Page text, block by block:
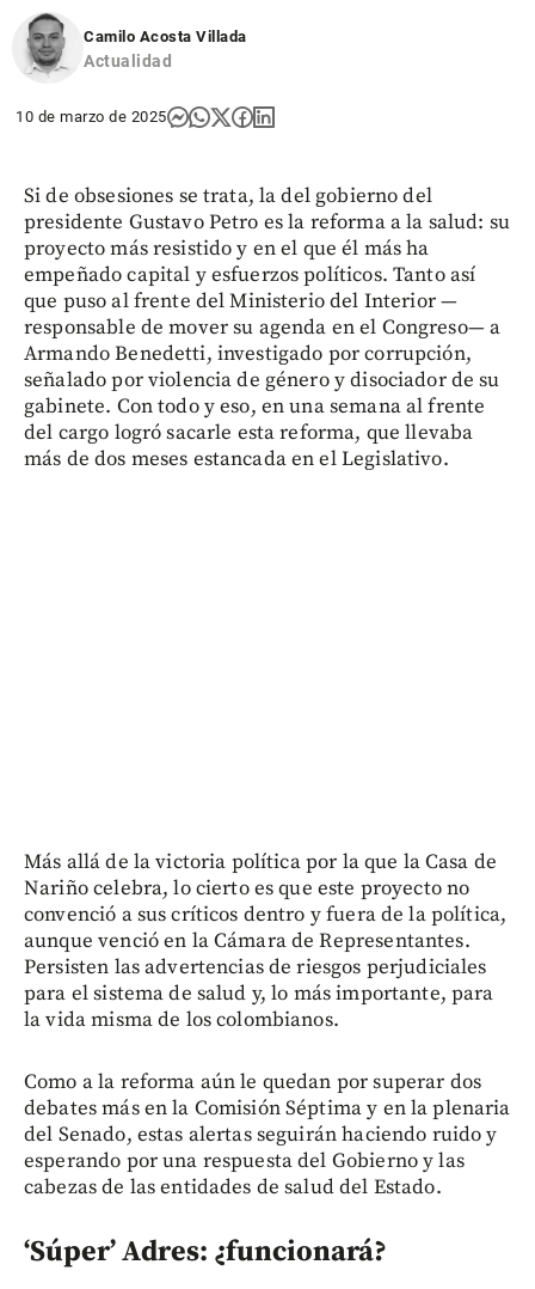
Camilo Acosta Villada
Actualidad
10 de marzo de 2025
Si de obsesiones se trata, la del gobierno del
presidente Gustavo Petro es la reforma a la salud: su
proyecto más resistido y en el que él más ha
empeñado capital y esfuerzos políticos. Tanto así
que puso al frente del Ministerio del Interior —
responsable de mover su agenda en el Congreso— a
Armando Benedetti, investigado por corrupción,
señalado por violencia de género y disociador de su
gabinete. Con todo y eso, en una semana al frente
del cargo logró sacarle esta reforma, que llevaba
más de dos meses estancada en el Legislativo.
Más allá de la victoria política por la que la Casa de
Nariño celebra, lo cierto es que este proyecto no
convenció a sus críticos dentro y fuera de la política,
aunque venció en la Cámara de Representantes.
Persisten las advertencias de riesgos perjudiciales
para el sistema de salud y, lo más importante, para
la vida misma de los colombianos.
Como a la reforma aún le quedan por superar dos
debates más en la Comisión Séptima y en la plenaria
del Senado, estas alertas seguirán haciendo ruido y
esperando por una respuesta del Gobierno y las
cabezas de las entidades de salud del Estado.
‘Súper’ Adres: ¿funcionará?